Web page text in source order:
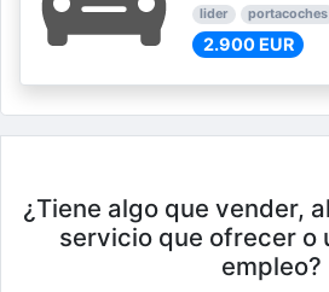
lider portacoches
2.900 EUR
¿Tiene algo que vender,
servicio que ofrecer o
empleo?